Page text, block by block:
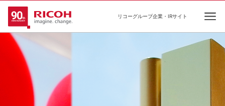
リコーグループ企業・IRサイト